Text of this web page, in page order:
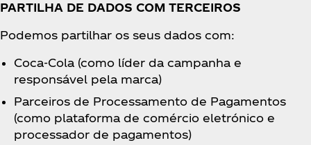
PARTILHA DE DADOS COM TERCEIROS
Podemos partilhar os seus dados com:
Coca‑Cola (como líder da campanha e
responsável pela marca)
Parceiros de Processamento de Pagamentos
(como plataforma de comércio eletrónico e
processador de pagamentos)